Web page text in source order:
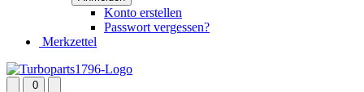
Konto erstellen
Passwort vergessen?
Merkzettel
0